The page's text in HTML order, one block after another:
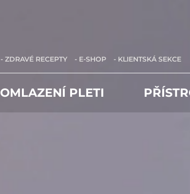
- ZDRAVÉ RECEPTY - E-SHOP - KLIENTSKÁ SEKCE
OMLAZENÍ PLETI